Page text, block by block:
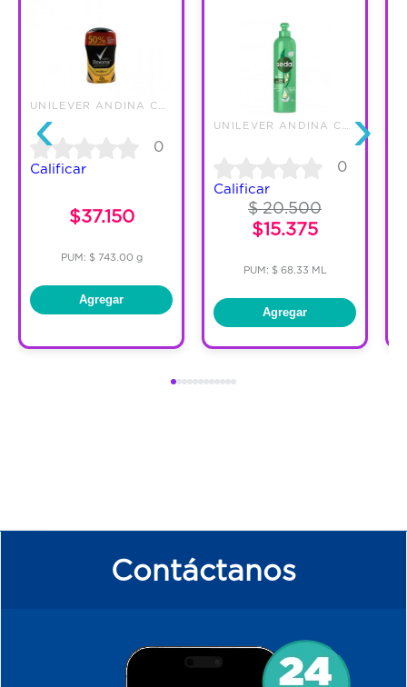
‹ 0
Calificar
$37.150
PUM: $ 743.00 g
Agregar
0
Calificar
$ 20.500
$15.375
PUM: $ 68.33 ML
Agregar
›
Contáctanos